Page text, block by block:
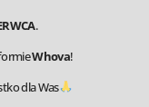
.
Whova!
dla Was